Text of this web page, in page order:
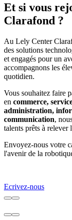
Et si vous
Clarafond ?
Au Lely Center
des solutions
et engagés pour un
accompagnons les
quotidien.
Vous souhaitez faire
en commerce,
administration,
communication,
talents prêts à relever
Envoyez-nous votre
l'avenir de la
Ecrivez-nous